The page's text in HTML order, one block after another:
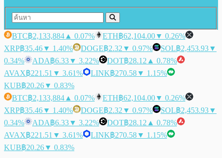
BTC฿2,133,884 ▲ 0.07% ETH฿62,104.00▼ 0.26%
XRP฿35.46▼ 1.40% DOGE฿2.32 ▼ 0.97% SOL฿2,453.93▼
0.34%
ADA฿6.33▼ 3.22% DOT฿28.12 ▲ 0.78%
AVAX฿221.51 ▼ 3.61% LINK฿270.58▼ 1.15%
KUB฿20.26▼ 0.83%
BTC฿2,133,884 ▲ 0.07% ETH฿62,104.00▼ 0.26%
XRP฿35.46▼ 1.40% DOGE฿2.32 ▼ 0.97% SOL฿2,453.93▼
0.34%
ADA฿6.33▼ 3.22% DOT฿28.12 ▲ 0.78%
AVAX฿221.51 ▼ 3.61% LINK฿270.58▼ 1.15%
KUB฿20.26▼ 0.83%